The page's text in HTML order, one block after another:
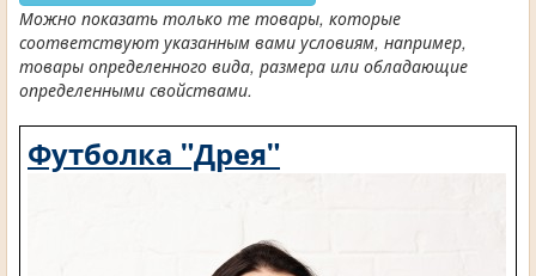
Можно показать только те товары, которые
соответствуют указанным вами условиям, например,
товары определенного вида, размера или обладающие
определенными свойствами.
Футболка "Дрея"